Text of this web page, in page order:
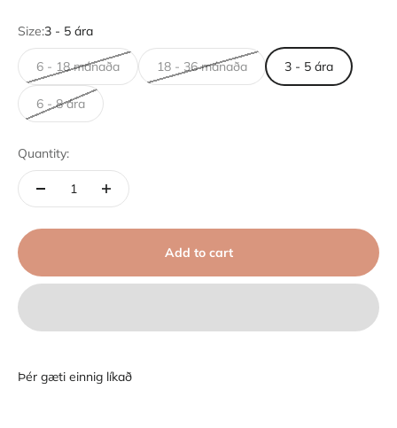
Size:3 - 5 ára
6 - 18 mánaða 18 - 36 mánaða 3 - 5 ára
6 - 8 ára
Quantity:
Add to cart